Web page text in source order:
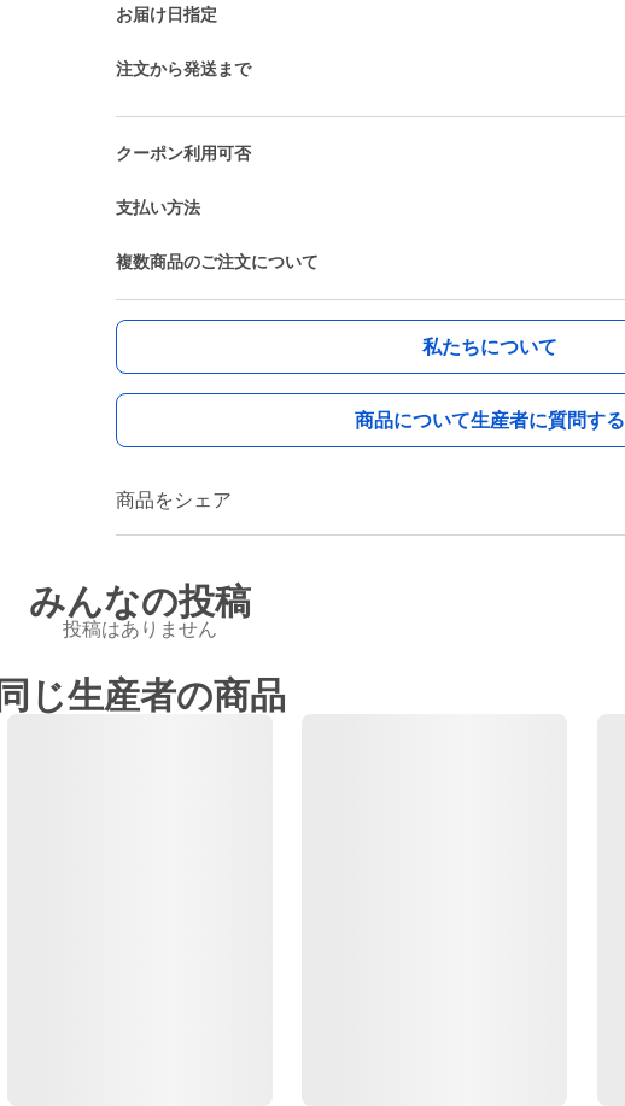
お届け日指定
注文から発送まで
クーポン利用可否
支払い方法
複数商品のご注文について
私たちについて
商品について生産者に質問する
商品をシェア
みんなの投稿
投稿はありません
同じ生産者の商品